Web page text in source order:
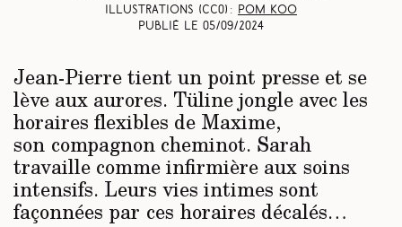
Illustrations (CC0) :
Pom Koo
Publié le 05/09/2024
Jean-Pierre tient un point presse et se
lève aux aurores. Tüline jongle avec les
horaires flexibles de Maxime,
son compagnon cheminot. Sarah
travaille comme infirmière aux soins
intensifs. Leurs vies intimes sont
façonnées par ces horaires décalés…